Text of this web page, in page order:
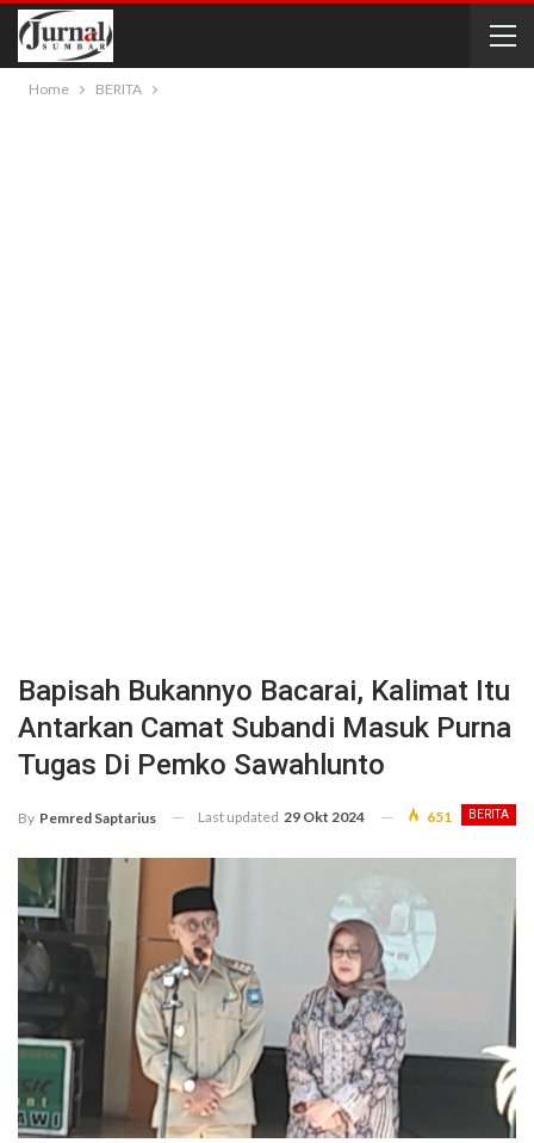
Home BERITA
Bapisah Bukannyo Bacarai, Kalimat Itu
Antarkan Camat Subandi Masuk Purna
Tugas Di Pemko Sawahlunto
BERITA
By Pemred Saptarius Last updated 29 Okt 2024 651